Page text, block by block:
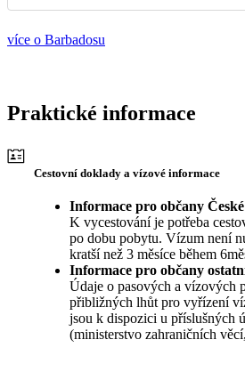
více o Barbadosu
Praktické informace
Cestovní doklady a vízové informace
Informace pro občany
K vycestování je potřeba
po dobu pobytu. Vízum není
kratší než 3 měsíce během
Informace pro občany
Údaje o pasových a vízových
přibližných lhůt pro vyřízení
jsou k dispozici u příslušných
(ministerstvo zahraničních